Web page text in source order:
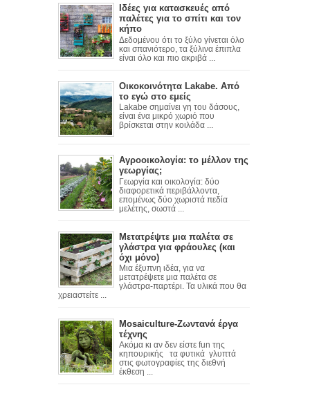
Ιδέες για κατασκευές από
παλέτες για το σπίτι και τον
κήπο
Δεδομένου ότι το ξύλο γίνεται όλο
και σπανιότερο, τα ξύλινα έπιπλα
είναι όλο και πιο ακριβά ...
Οικοκοινότητα Lakabe. Από
το εγώ στο εμείς
Lakabe σημαίνει γη του δάσους,
είναι ένα μικρό χωριό που
βρίσκεται στην κοιλάδα ...
Αγροοικολογία: το μέλλον της
γεωργίας;
Γεωργία και οικολογία: δύο
διαφορετικά περιβάλλοντα,
επομένως δύο χωριστά πεδία
μελέτης, σωστά ...
Μετατρέψτε μια παλέτα σε
γλάστρα για φράουλες (και
όχι μόνο)
Mια έξυπνη ιδέα, για να
μετατρέψετε μια παλέτα σε
γλάστρα-παρτέρι. Τα υλικά που θα
χρειαστείτε ...
Mosaiculture-Ζωντανά έργα
τέχνης
Ακόμα κι αν δεν είστε fun της
κηπουρικής τα φυτικά γλυπτά
στις φωτογραφίες της διεθνή
έκθεση ...